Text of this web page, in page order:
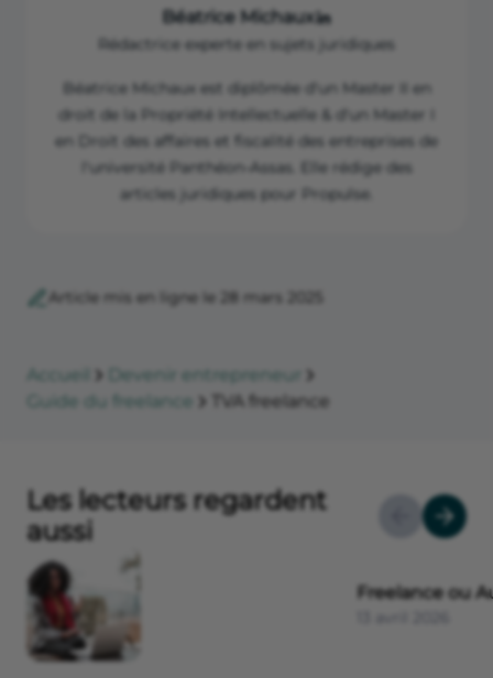
Béatrice Michaux
Rédactrice experte en sujets juridiques
Béatrice Michaux est diplômée d'un Master II en
droit de la Propriété Intellectuelle & d'un Master I
en Droit des affaires et fiscalité des entreprises de
l'université Panthéon-Assas. Elle rédige des
articles juridiques pour Propulse.
Article mis en ligne le 28 mars 2025
Accueil
Devenir entrepreneur
Guide du freelance
TVA freelance
Les lecteurs regardent
aussi
Freelance ou